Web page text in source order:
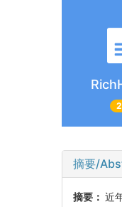
摘要/
摘要：近